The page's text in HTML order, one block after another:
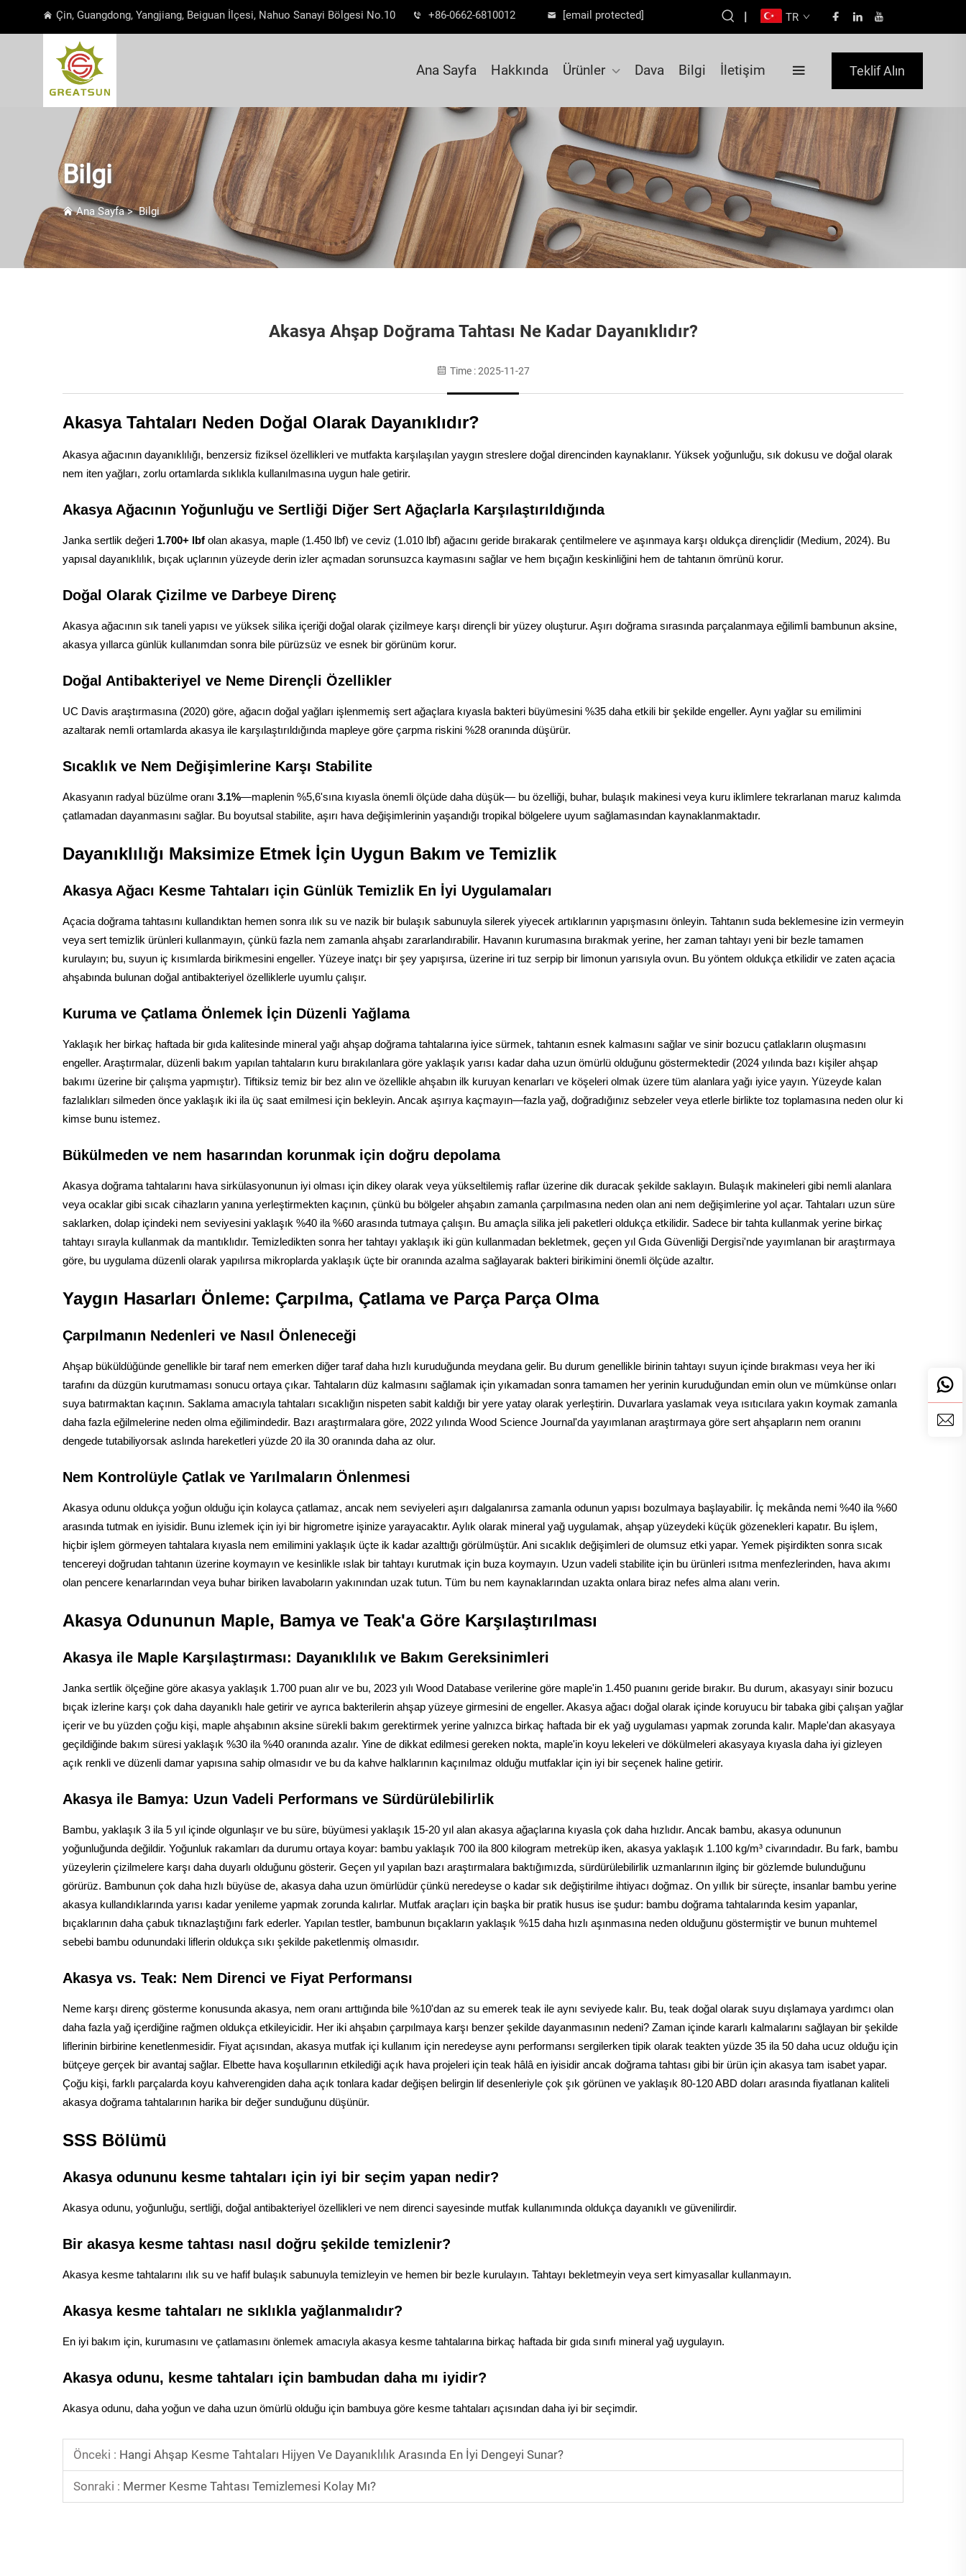
Çin, Guangdong, Yangjiang, Beiguan İlçesi, Nahuo Sanayi Bölgesi No.10 +86-0662-6810012 [email protected] | TR
Ana Sayfa Hakkında Ürünler Dava Bilgi İletişim Teklif Alın
Bilgi
Ana Sayfa>Bilgi
Akasya Ahşap Doğrama Tahtası Ne Kadar Dayanıklıdır?
Time : 2025-11-27
Akasya Tahtaları Neden Doğal Olarak Dayanıklıdır?
Akasya ağacının dayanıklılığı, benzersiz fiziksel özellikleri ve mutfakta karşılaşılan yaygın streslere doğal direncinden kaynaklanır. Yüksek yoğunluğu, sık dokusu ve doğal olarak
nem iten yağları, zorlu ortamlarda sıklıkla kullanılmasına uygun hale getirir.
Akasya Ağacının Yoğunluğu ve Sertliği Diğer Sert Ağaçlarla Karşılaştırıldığında
Janka sertlik değeri 1.700+ lbf olan akasya, maple (1.450 lbf) ve ceviz (1.010 lbf) ağacını geride bırakarak çentilmelere ve aşınmaya karşı oldukça dirençlidir (Medium, 2024). Bu
yapısal dayanıklılık, bıçak uçlarının yüzeyde derin izler açmadan sorunsuzca kaymasını sağlar ve hem bıçağın keskinliğini hem de tahtanın ömrünü korur.
Doğal Olarak Çizilme ve Darbeye Direnç
Akasya ağacının sık taneli yapısı ve yüksek silika içeriği doğal olarak çizilmeye karşı dirençli bir yüzey oluşturur. Aşırı doğrama sırasında parçalanmaya eğilimli bambunun aksine,
akasya yıllarca günlük kullanımdan sonra bile pürüzsüz ve esnek bir görünüm korur.
Doğal Antibakteriyel ve Neme Dirençli Özellikler
UC Davis araştırmasına (2020) göre, ağacın doğal yağları işlenmemiş sert ağaçlara kıyasla bakteri büyümesini %35 daha etkili bir şekilde engeller. Aynı yağlar su emilimini
azaltarak nemli ortamlarda akasya ile karşılaştırıldığında mapleye göre çarpma riskini %28 oranında düşürür.
Sıcaklık ve Nem Değişimlerine Karşı Stabilite
Akasyanın radyal büzülme oranı 3.1%—maplenin %5,6'sına kıyasla önemli ölçüde daha düşük— bu özelliği, buhar, bulaşık makinesi veya kuru iklimlere tekrarlanan maruz kalımda
çatlamadan dayanmasını sağlar. Bu boyutsal stabilite, aşırı hava değişimlerinin yaşandığı tropikal bölgelere uyum sağlamasından kaynaklanmaktadır.
Dayanıklılığı Maksimize Etmek İçin Uygun Bakım ve Temizlik
Akasya Ağacı Kesme Tahtaları için Günlük Temizlik En İyi Uygulamaları
Açacia doğrama tahtasını kullandıktan hemen sonra ılık su ve nazik bir bulaşık sabunuyla silerek yiyecek artıklarının yapışmasını önleyin. Tahtanın suda beklemesine izin vermeyin
veya sert temizlik ürünleri kullanmayın, çünkü fazla nem zamanla ahşabı zararlandırabilir. Havanın kurumasına bırakmak yerine, her zaman tahtayı yeni bir bezle tamamen
kurulayın; bu, suyun iç kısımlarda birikmesini engeller. Yüzeye inatçı bir şey yapışırsa, üzerine iri tuz serpip bir limonun yarısıyla ovun. Bu yöntem oldukça etkilidir ve zaten açacia
ahşabında bulunan doğal antibakteriyel özelliklerle uyumlu çalışır.
Kuruma ve Çatlama Önlemek İçin Düzenli Yağlama
Yaklaşık her birkaç haftada bir gıda kalitesinde mineral yağı ahşap doğrama tahtalarına iyice sürmek, tahtanın esnek kalmasını sağlar ve sinir bozucu çatlakların oluşmasını
engeller. Araştırmalar, düzenli bakım yapılan tahtaların kuru bırakılanlara göre yaklaşık yarısı kadar daha uzun ömürlü olduğunu göstermektedir (2024 yılında bazı kişiler ahşap
bakımı üzerine bir çalışma yapmıştır). Tiftiksiz temiz bir bez alın ve özellikle ahşabın ilk kuruyan kenarları ve köşeleri olmak üzere tüm alanlara yağı iyice yayın. Yüzeyde kalan
fazlalıkları silmeden önce yaklaşık iki ila üç saat emilmesi için bekleyin. Ancak aşırıya kaçmayın—fazla yağ, doğradığınız sebzeler veya etlerle birlikte toz toplamasına neden olur ki
kimse bunu istemez.
Bükülmeden ve nem hasarından korunmak için doğru depolama
Akasya doğrama tahtalarını hava sirkülasyonunun iyi olması için dikey olarak veya yükseltilemiş raflar üzerine dik duracak şekilde saklayın. Bulaşık makineleri gibi nemli alanlara
veya ocaklar gibi sıcak cihazların yanına yerleştirmekten kaçının, çünkü bu bölgeler ahşabın zamanla çarpılmasına neden olan ani nem değişimlerine yol açar. Tahtaları uzun süre
saklarken, dolap içindeki nem seviyesini yaklaşık %40 ila %60 arasında tutmaya çalışın. Bu amaçla silika jeli paketleri oldukça etkilidir. Sadece bir tahta kullanmak yerine birkaç
tahtayı sırayla kullanmak da mantıklıdır. Temizledikten sonra her tahtayı yaklaşık iki gün kullanmadan bekletmek, geçen yıl Gıda Güvenliği Dergisi'nde yayımlanan bir araştırmaya
göre, bu uygulama düzenli olarak yapılırsa mikroplarda yaklaşık üçte bir oranında azalma sağlayarak bakteri birikimini önemli ölçüde azaltır.
Yaygın Hasarları Önleme: Çarpılma, Çatlama ve Parça Parça Olma
Çarpılmanın Nedenleri ve Nasıl Önleneceği
Ahşap büküldüğünde genellikle bir taraf nem emerken diğer taraf daha hızlı kuruduğunda meydana gelir. Bu durum genellikle birinin tahtayı suyun içinde bırakması veya her iki
tarafını da düzgün kurutmaması sonucu ortaya çıkar. Tahtaların düz kalmasını sağlamak için yıkamadan sonra tamamen her yerinin kuruduğundan emin olun ve mümkünse onları
suya batırmaktan kaçının. Saklama amacıyla tahtaları sıcaklığın nispeten sabit kaldığı bir yere yatay olarak yerleştirin. Duvarlara yaslamak veya ısıtıcılara yakın koymak zamanla
daha fazla eğilmelerine neden olma eğilimindedir. Bazı araştırmalara göre, 2022 yılında Wood Science Journal'da yayımlanan araştırmaya göre sert ahşapların nem oranını
dengede tutabiliyorsak aslında hareketleri yüzde 20 ila 30 oranında daha az olur.
Nem Kontrolüyle Çatlak ve Yarılmaların Önlenmesi
Akasya odunu oldukça yoğun olduğu için kolayca çatlamaz, ancak nem seviyeleri aşırı dalgalanırsa zamanla odunun yapısı bozulmaya başlayabilir. İç mekânda nemi %40 ila %60
arasında tutmak en iyisidir. Bunu izlemek için iyi bir higrometre işinize yarayacaktır. Aylık olarak mineral yağ uygulamak, ahşap yüzeydeki küçük gözenekleri kapatır. Bu işlem,
hiçbir işlem görmeyen tahtalara kıyasla nem emilimini yaklaşık üçte ik kadar azalttığı görülmüştür. Ani sıcaklık değişimleri de olumsuz etki yapar. Yemek pişirdikten sonra sıcak
tencereyi doğrudan tahtanın üzerine koymayın ve kesinlikle ıslak bir tahtayı kurutmak için buza koymayın. Uzun vadeli stabilite için bu ürünleri ısıtma menfezlerinden, hava akımı
olan pencere kenarlarından veya buhar biriken lavaboların yakınından uzak tutun. Tüm bu nem kaynaklarından uzakta onlara biraz nefes alma alanı verin.
Akasya Odununun Maple, Bamya ve Teak'a Göre Karşılaştırılması
Akasya ile Maple Karşılaştırması: Dayanıklılık ve Bakım Gereksinimleri
Janka sertlik ölçeğine göre akasya yaklaşık 1.700 puan alır ve bu, 2023 yılı Wood Database verilerine göre maple'in 1.450 puanını geride bırakır. Bu durum, akasyayı sinir bozucu
bıçak izlerine karşı çok daha dayanıklı hale getirir ve ayrıca bakterilerin ahşap yüzeye girmesini de engeller. Akasya ağacı doğal olarak içinde koruyucu bir tabaka gibi çalışan yağlar
içerir ve bu yüzden çoğu kişi, maple ahşabının aksine sürekli bakım gerektirmek yerine yalnızca birkaç haftada bir ek yağ uygulaması yapmak zorunda kalır. Maple'dan akasyaya
geçildiğinde bakım süresi yaklaşık %30 ila %40 oranında azalır. Yine de dikkat edilmesi gereken nokta, maple'in koyu lekeleri ve dökülmeleri akasyaya kıyasla daha iyi gizleyen
açık renkli ve düzenli damar yapısına sahip olmasıdır ve bu da kahve halklarının kaçınılmaz olduğu mutfaklar için iyi bir seçenek haline getirir.
Akasya ile Bamya: Uzun Vadeli Performans ve Sürdürülebilirlik
Bambu, yaklaşık 3 ila 5 yıl içinde olgunlaşır ve bu süre, büyümesi yaklaşık 15-20 yıl alan akasya ağaçlarına kıyasla çok daha hızlıdır. Ancak bambu, akasya odununun
yoğunluğunda değildir. Yoğunluk rakamları da durumu ortaya koyar: bambu yaklaşık 700 ila 800 kilogram metreküp iken, akasya yaklaşık 1.100 kg/m³ civarındadır. Bu fark, bambu
yüzeylerin çizilmelere karşı daha duyarlı olduğunu gösterir. Geçen yıl yapılan bazı araştırmalara baktığımızda, sürdürülebilirlik uzmanlarının ilginç bir gözlemde bulunduğunu
görürüz. Bambunun çok daha hızlı büyüse de, akasya daha uzun ömürlüdür çünkü neredeyse o kadar sık değiştirilme ihtiyacı doğmaz. On yıllık bir süreçte, insanlar bambu yerine
akasya kullandıklarında yarısı kadar yenileme yapmak zorunda kalırlar. Mutfak araçları için başka bir pratik husus ise şudur: bambu doğrama tahtalarında kesim yapanlar,
bıçaklarının daha çabuk tıknazlaştığını fark ederler. Yapılan testler, bambunun bıçakların yaklaşık %15 daha hızlı aşınmasına neden olduğunu göstermiştir ve bunun muhtemel
sebebi bambu odunundaki liflerin oldukça sıkı şekilde paketlenmiş olmasıdır.
Akasya vs. Teak: Nem Direnci ve Fiyat Performansı
Neme karşı direnç gösterme konusunda akasya, nem oranı arttığında bile %10'dan az su emerek teak ile aynı seviyede kalır. Bu, teak doğal olarak suyu dışlamaya yardımcı olan
daha fazla yağ içerdiğine rağmen oldukça etkileyicidir. Her iki ahşabın çarpılmaya karşı benzer şekilde dayanmasının nedeni? Zaman içinde kararlı kalmalarını sağlayan bir şekilde
liflerinin birbirine kenetlenmesidir. Fiyat açısından, akasya mutfak içi kullanım için neredeyse aynı performansı sergilerken tipik olarak teakten yüzde 35 ila 50 daha ucuz olduğu için
bütçeye gerçek bir avantaj sağlar. Elbette hava koşullarının etkilediği açık hava projeleri için teak hâlâ en iyisidir ancak doğrama tahtası gibi bir ürün için akasya tam isabet yapar.
Çoğu kişi, farklı parçalarda koyu kahverengiden daha açık tonlara kadar değişen belirgin lif desenleriyle çok şık görünen ve yaklaşık 80-120 ABD doları arasında fiyatlanan kaliteli
akasya doğrama tahtalarının harika bir değer sunduğunu düşünür.
SSS Bölümü
Akasya odununu kesme tahtaları için iyi bir seçim yapan nedir?
Akasya odunu, yoğunluğu, sertliği, doğal antibakteriyel özellikleri ve nem direnci sayesinde mutfak kullanımında oldukça dayanıklı ve güvenilirdir.
Bir akasya kesme tahtası nasıl doğru şekilde temizlenir?
Akasya kesme tahtalarını ılık su ve hafif bulaşık sabunuyla temizleyin ve hemen bir bezle kurulayın. Tahtayı bekletmeyin veya sert kimyasallar kullanmayın.
Akasya kesme tahtaları ne sıklıkla yağlanmalıdır?
En iyi bakım için, kurumasını ve çatlamasını önlemek amacıyla akasya kesme tahtalarına birkaç haftada bir gıda sınıfı mineral yağ uygulayın.
Akasya odunu, kesme tahtaları için bambudan daha mı iyidir?
Akasya odunu, daha yoğun ve daha uzun ömürlü olduğu için bambuya göre kesme tahtaları açısından daha iyi bir seçimdir.
Önceki : Hangi Ahşap Kesme Tahtaları Hijyen Ve Dayanıklılık Arasında En İyi Dengeyi Sunar?
Sonraki : Mermer Kesme Tahtası Temizlemesi Kolay Mı?